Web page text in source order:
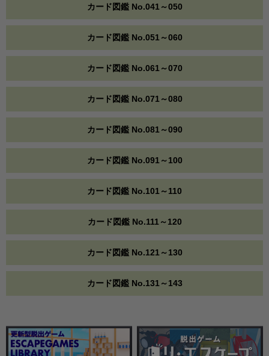
カード図鑑 No.041～050
カード図鑑 No.051～060
カード図鑑 No.061～070
カード図鑑 No.071～080
カード図鑑 No.081～090
カード図鑑 No.091～100
カード図鑑 No.101～110
カード図鑑 No.111～120
カード図鑑 No.121～130
カード図鑑 No.131～143